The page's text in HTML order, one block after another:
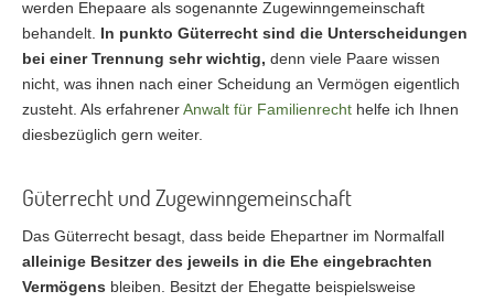
werden Ehepaare als sogenannte Zugewinngemeinschaft
behandelt. In punkto Güterrecht sind die Unterscheidungen
bei einer Trennung sehr wichtig, denn viele Paare wissen
nicht, was ihnen nach einer Scheidung an Vermögen eigentlich
zusteht. Als erfahrenerAnwalt für Familienrecht helfe ich Ihnen
diesbezüglich gern weiter.
Güterrecht und Zugewinngemeinschaft
Das Güterrecht besagt, dass beide Ehepartner im Normalfall
alleinige Besitzer des jeweils in die Ehe eingebrachten
Vermögens bleiben. Besitzt der Ehegatte beispielsweise